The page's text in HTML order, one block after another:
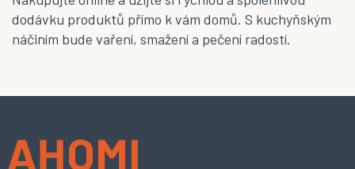
dodávku produktů přímo k vám domů. S kuchyňským
náčiním bude vaření, smažení a pečení radostí.